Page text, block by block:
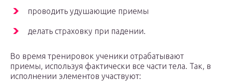
проводить удушающие приемы
делать страховку при падении.
Во время тренировок ученики отрабатывают
приемы, используя фактически все части тела. Так, в
исполнении элементов участвуют: